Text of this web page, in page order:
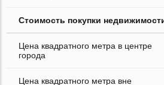
Стоимость покупки
Цена квадратного метра в центре
города
Цена квадратного метра вне